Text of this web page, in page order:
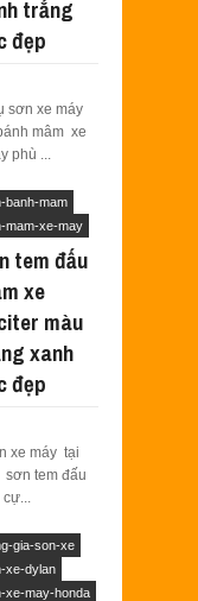
trắng
đẹp
sơn xe máy
mâm xe
phù ...
banh-mam
mam-xe-may
tem đấu
xe
màu
xanh
đẹp
xe máy tại
sơn tem đấu
cự...
gia-son-xe
xe-dylan
xe-may-honda